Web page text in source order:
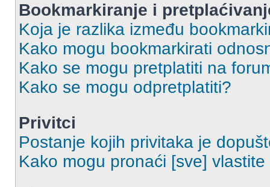
Bookmarkiranje i
Koja je razlika između
Kako mogu bookmarkirati
Kako se mogu pretplatiti na
Kako se mogu odpretplatiti?
Privitci
Postanje kojih privitaka je
Kako mogu pronaći [sve] vlastite